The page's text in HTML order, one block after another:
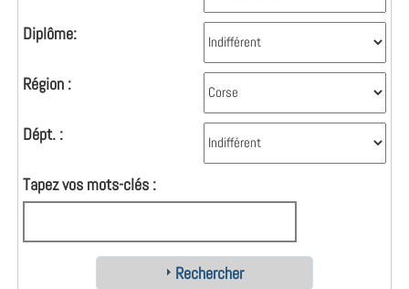
Diplôme:
Région :
Dépt. :
Tapez vos mots-clés :
Rechercher